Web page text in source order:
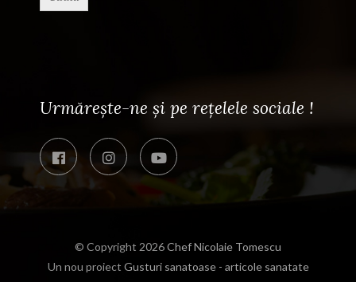
Urmărește-ne și pe rețelele sociale !
© Copyright 2026Chef Nicolaie Tomescu
Un nou proiect Gusturi sanatoase - articole sanatate